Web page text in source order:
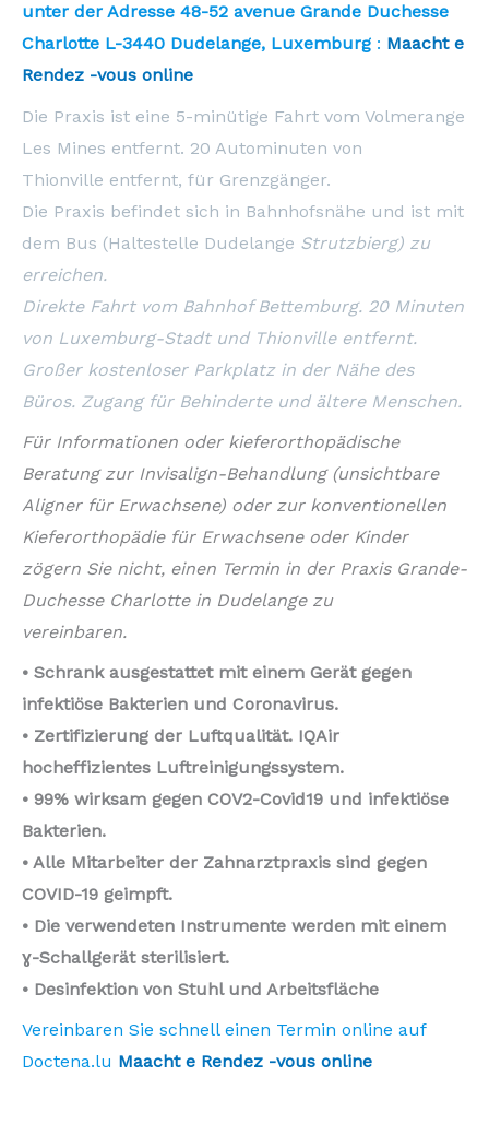
unter der Adresse 48-52 avenue Grande Duchesse
Charlotte L-3440 Dudelange, Luxemburg : Maacht e
Rendez -vous online
Die Praxis ist eine 5-minütige Fahrt vom Volmerange
Les Mines entfernt. 20 Autominuten von
Thionville entfernt, für Grenzgänger.
Die Praxis befindet sich in Bahnhofsnähe und ist mit
dem Bus (Haltestelle Dudelange Strutzbierg) zu
erreichen.
Direkte Fahrt vom Bahnhof Bettemburg. 20 Minuten
von Luxemburg-Stadt und Thionville entfernt.
Großer kostenloser Parkplatz in der Nähe des
Büros. Zugang für Behinderte und ältere Menschen.
Für Informationen oder kieferorthopädische
Beratung zur Invisalign-Behandlung (unsichtbare
Aligner für Erwachsene) oder zur konventionellen
Kieferorthopädie für Erwachsene oder Kinder
zögern Sie nicht, einen Termin in der Praxis Grande-
Duchesse Charlotte in Dudelange zu
vereinbaren.
• Schrank ausgestattet mit einem Gerät gegen
infektiöse Bakterien und Coronavirus.
• Zertifizierung der Luftqualität. IQAir
hocheffizientes Luftreinigungssystem.
• 99% wirksam gegen COV2-Covid19 und infektiöse
Bakterien.
• Alle Mitarbeiter der Zahnarztpraxis sind gegen
COVID-19 geimpft.
• Die verwendeten Instrumente werden mit einem
ɣ-Schallgerät sterilisiert.
• Desinfektion von Stuhl und Arbeitsfläche
Vereinbaren Sie schnell einen Termin online auf
Doctena.lu Maacht e Rendez -vous online